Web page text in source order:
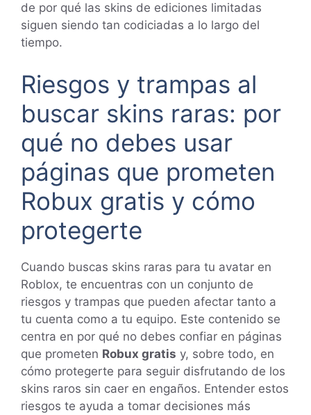
de por qué las skins de ediciones limitadas
siguen siendo tan codiciadas a lo largo del
tiempo.
Riesgos y trampas al
buscar skins raras: por
qué no debes usar
páginas que prometen
Robux gratis y cómo
protegerte
Cuando buscas skins raras para tu avatar en
Roblox, te encuentras con un conjunto de
riesgos y trampas que pueden afectar tanto a
tu cuenta como a tu equipo. Este contenido se
centra en por qué no debes confiar en páginas
que prometen Robux gratis y, sobre todo, en
cómo protegerte para seguir disfrutando de los
skins raros sin caer en engaños. Entender estos
riesgos te ayuda a tomar decisiones más